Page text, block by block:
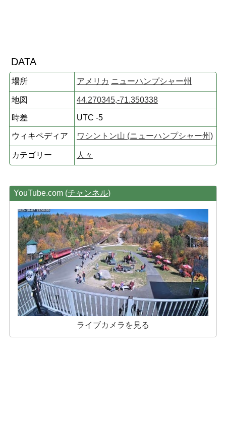
DATA
場所 アメリカ ニューハンプシャー州
地図 44.270345,-71.350338
時差 UTC -5
ウィキペディア ワシントン山 (ニューハンプシャー州)
カテゴリー 人々
YouTube.com (チャンネル)
ライブカメラを見る